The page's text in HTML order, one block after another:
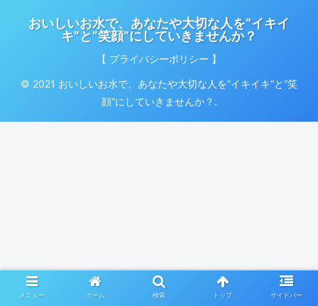
おいしいお水で、あなたや大切な人を”イキイ
キ”と”笑顔”にしていきませんか？
【 プライバシーポリシー 】
© 2021 おいしいお水で、あなたや大切な人を”イキイキ”と”笑
顔”にしていきませんか？.
メニュー ホーム 検索 トップ サイドバー